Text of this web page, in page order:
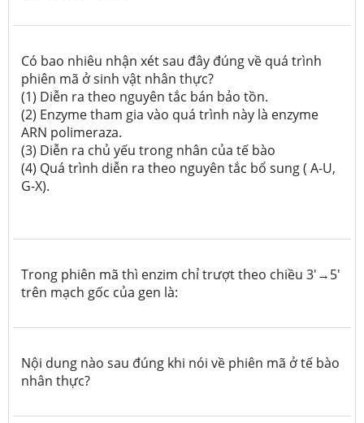
Có bao nhiêu nhận xét sau đây đúng về quá trình
phiên mã ở sinh vật nhân thực?
(1) Diễn ra theo nguyên tắc bán bảo tồn.
(2) Enzyme tham gia vào quá trình này là enzyme
ARN polimeraza.
(3) Diễn ra chủ yếu trong nhân của tế bào
(4) Quá trình diễn ra theo nguyên tắc bổ sung ( A-U,
G-X).
Trong phiên mã thì enzim chỉ trượt theo chiều 3'→5'
trên mạch gốc của gen là:
Nội dung nào sau đúng khi nói về phiên mã ở tế bào
nhân thực?